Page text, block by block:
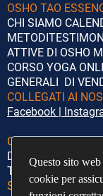
Questo sito
cookie per
Questo sito
cookie per
OSHO TAO
CHI SIAMO
METODI
ATTIVE DI OSHO
CORSO YOGA
GENERALI DI
COLLEGATI AI
Facebook |
Orari di segreteria:
Dalle 14:00 alle
Telefono:
Sede Legale: